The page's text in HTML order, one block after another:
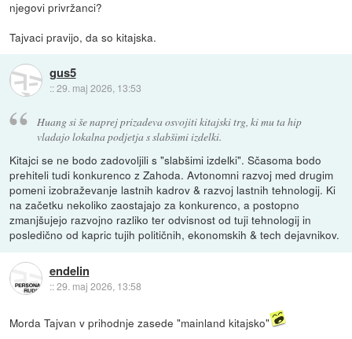
njegovi privržanci?
Tajvaci pravijo, da so kitajska.
gus5
::29. maj 2026, 13:53
Huang si še naprej prizadeva osvojiti kitajski trg, ki mu ta hip
vladajo lokalna podjetja s slabšimi izdelki.
Kitajci se ne bodo zadovoljili s "slabšimi izdelki". Sčasoma bodo
prehiteli tudi konkurenco z Zahoda. Avtonomni razvoj med drugim
pomeni izobraževanje lastnih kadrov & razvoj lastnih tehnologij. Ki
na začetku nekoliko zaostajajo za konkurenco, a postopno
zmanjšujejo razvojno razliko ter odvisnost od tuji tehnologij in
posledično od kapric tujih političnih, ekonomskih & tech dejavnikov.
endelin
::29. maj 2026, 13:58
Morda Tajvan v prihodnje zasede "mainland kitajsko"